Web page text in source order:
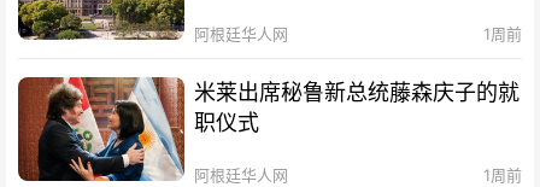
阿根廷华人网 1周前
米莱出席秘鲁新总统藤森庆子的就
职仪式
阿根廷华人网 1周前